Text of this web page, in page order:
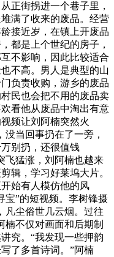
正街拐进一个巷子里，
满了收来的废品。经营
接近岁，在镇上开废品
都是上个世纪的房子，
不影响，因此比较适合
不高。男人是典型的山
负责收购，游乡的废品
民也会把不用的废品卖
看他从废品中淘出有意
频让刘阿楠突然火
当回事扔在了一旁，
别扔，还很值钱
猛涨，刘阿楠也越来
辑，学习好莱坞大片。
始有人模仿他的风
”的短视频。李树锋摄
尘俗世几云烟。过往
楠不仅对画面和后期制
究。“我发现一些押韵
了多首诗词。”阿楠